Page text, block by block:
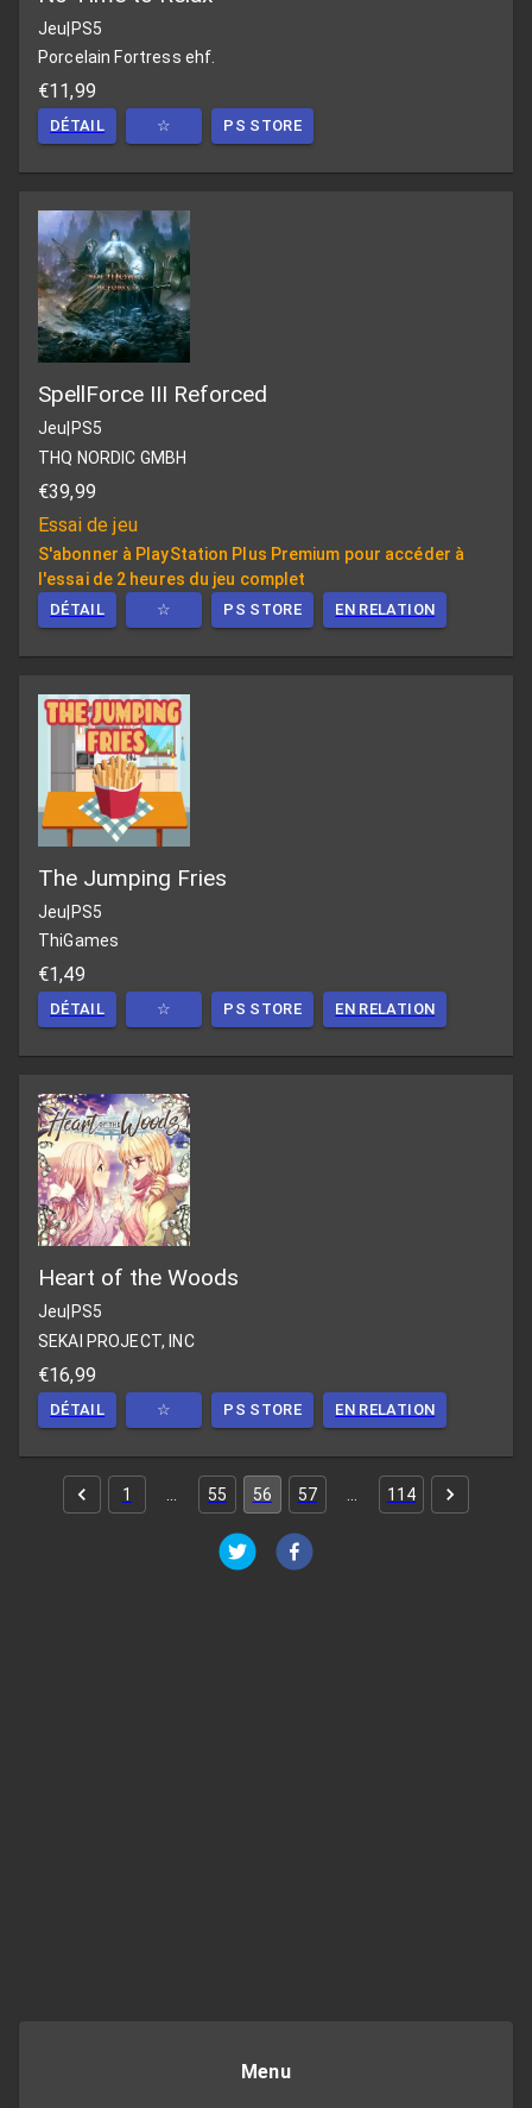
Jeu|PS5
Porcelain Fortress ehf.
€11,99
DÉTAIL ☆ PS STORE
SpellForce III Reforced
Jeu PS5
THQ NORDIC GMBH
€39,99
Essai de jeu
S'abonner à PlayStation Plus Premium pour accéder à
l'essai de 2 heures du jeu complet
DÉTAIL ☆ PS STORE EN RELATION
The Jumping Fries
Jeu|PS5
ThiGames
€1,49
DÉTAIL ☆ PS STORE EN RELATION
Heart of the Woods
Jeu PS5
SEKAI PROJECT, INC
€16,99
DÉTAIL ☆ PS STORE EN RELATION
1 55 56 57 114
Menu